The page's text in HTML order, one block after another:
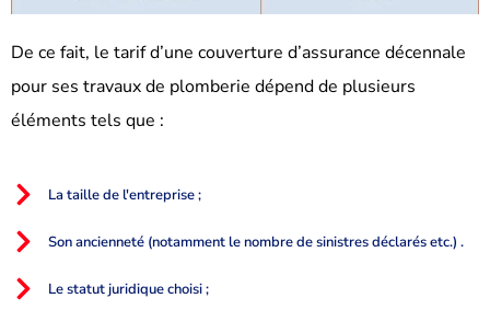
De ce fait, le tarif d’une couverture d’assurance décennale
pour ses travaux de plomberie dépend de plusieurs
éléments tels que :
La taille de l'entreprise ;
Son ancienneté (notamment le nombre de sinistres déclarés etc.) .
Le statut juridique choisi ;